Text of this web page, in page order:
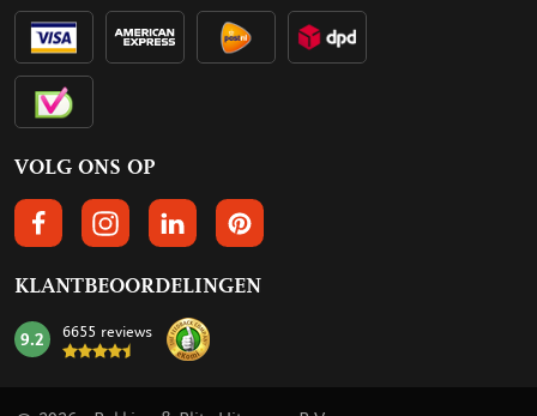
VOLG ONS OP
VOLGS ONS OP FACEBOOK
VOLG ONS OP INSTAGRAM
VOLG ONS OP LINKEDIN
VOLG ONS OP PINTEREST
KLANTBEOORDELINGEN
mark:
9.2 6655 reviews